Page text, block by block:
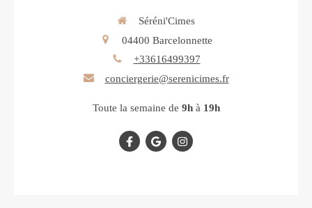
Séréni'Cimes
04400 Barcelonnette
+33616499397
conciergerie@serenicimes.fr
Toute la semaine de 9hà 19h